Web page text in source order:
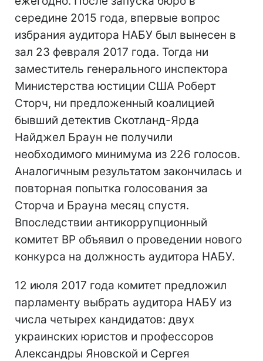
середине 2015 года, впервые вопрос
избрания аудитора НАБУ был вынесен в
зал 23 февраля 2017 года. Тогда ни
заместитель генерального инспектора
Министерства юстиции США Роберт
Сторч, ни предложенный коалицией
бывший детектив Скотланд-Ярда
Найджел Браун не получили
необходимого минимума из 226 голосов.
Аналогичным результатом закончилась и
повторная попытка голосования за
Сторча и Брауна месяц спустя.
Впоследствии антикоррупционный
комитет ВР объявил о проведении нового
конкурса на должность аудитора НАБУ.
12 июля 2017 года комитет предложил
парламенту выбрать аудитора НАБУ из
числа четырех кандидатов: двух
украинских юристов и профессоров
Александры Яновской и Сергея